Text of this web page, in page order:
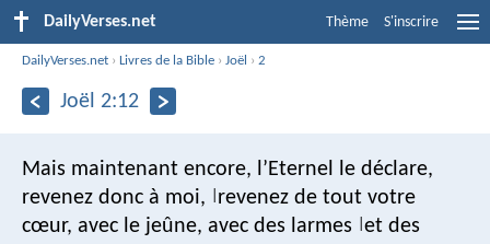
DailyVerses.net Thème S'inscrire
DailyVerses.net ›Livres de la Bible ›Joël ›2
Joël 2:12
Mais maintenant encore, l’Eternel le déclare,
revenez donc à moi,
revenez de tout votre
cœur, avec le jeûne, avec des larmes et des